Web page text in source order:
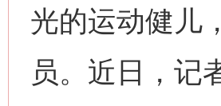
光的运动健儿
员。近日，记